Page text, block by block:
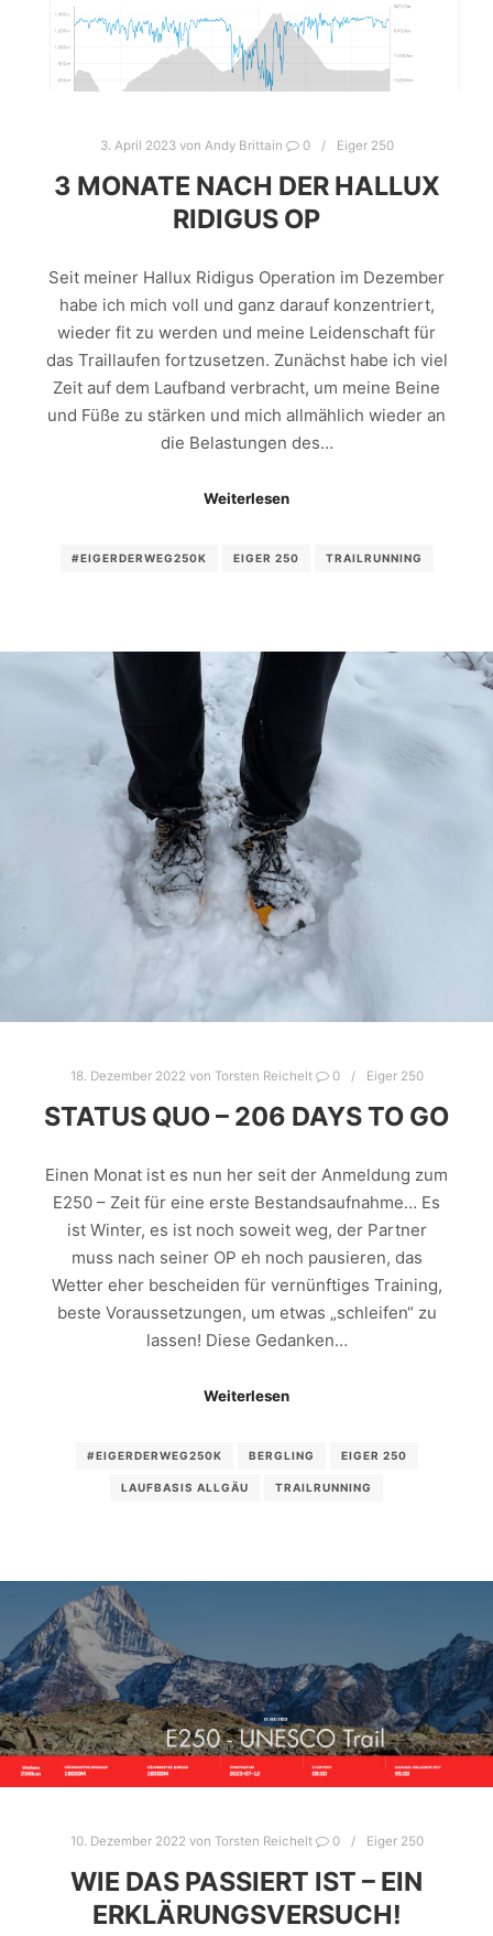
3. April 2023von Andy Brittain 0 Eiger 250
3 MONATE NACH DER HALLUX
RIDIGUS OP
Seit meiner Hallux Ridigus Operation im Dezember
habe ich mich voll und ganz darauf konzentriert,
wieder fit zu werden und meine Leidenschaft für
das Traillaufen fortzusetzen. Zunächst habe ich viel
Zeit auf dem Laufband verbracht, um meine Beine
und Füße zu stärken und mich allmählich wieder an
die Belastungen des…
Weiterlesen
#EIGERDERWEG250K EIGER 250 TRAILRUNNING
18. Dezember 2022 von Torsten Reichelt 0 Eiger 250
STATUS QUO – 206 DAYS TO GO
Einen Monat ist es nun her seit der Anmeldung zum
E250 – Zeit für eine erste Bestandsaufnahme… Es
ist Winter, es ist noch soweit weg, der Partner
muss nach seiner OP eh noch pausieren, das
Wetter eher bescheiden für vernünftiges Training,
beste Voraussetzungen, um etwas „schleifen“ zu
lassen! Diese Gedanken…
Weiterlesen
#EIGERDERWEG250K BERGLING EIGER 250
LAUFBASIS ALLGÄU TRAILRUNNING
10. Dezember 2022 von Torsten Reichelt 0 Eiger 250
WIE DAS PASSIERT IST – EIN
ERKLÄRUNGSVERSUCH!